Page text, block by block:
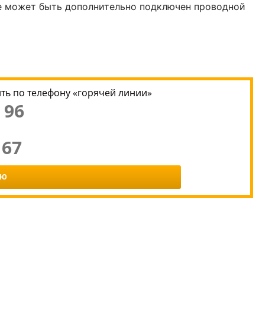
может быть дополнительно подключен проводной
по телефону «горячей линии»